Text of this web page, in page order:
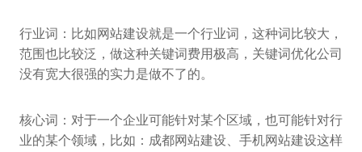
行业词：比如网站建设就是一个行业词，这种词比较大，
范围也比较泛，做这种关键词费用极高，关键词优化公司
没有宽大很强的实力是做不了的。
核心词：对于一个企业可能针对某个区域，也可能针对行
业的某个领域，比如：成都网站建设、手机网站建设这样